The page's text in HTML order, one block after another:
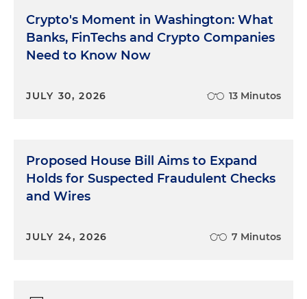
Crypto's Moment in Washington: What
Banks, FinTechs and Crypto Companies
Need to Know Now
JULY 30, 2026 13 Minutos
Proposed House Bill Aims to Expand
Holds for Suspected Fraudulent Checks
and Wires
JULY 24, 2026 7 Minutos